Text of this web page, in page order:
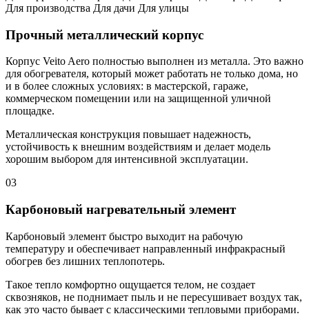
Для производства Для дачи Для улицы
Прочный металлический корпус
Корпус Veito Aero полностью выполнен из металла. Это важно
для обогревателя, который может работать не только дома, но
и в более сложных условиях: в мастерской, гараже,
коммерческом помещении или на защищенной уличной
площадке.
Металлическая конструкция повышает надежность,
устойчивость к внешним воздействиям и делает модель
хорошим выбором для интенсивной эксплуатации.
03
Карбоновый нагревательный элемент
Карбоновый элемент быстро выходит на рабочую
температуру и обеспечивает направленный инфракрасный
обогрев без лишних теплопотерь.
Такое тепло комфортно ощущается телом, не создает
сквозняков, не поднимает пыль и не пересушивает воздух так,
как это часто бывает с классическими тепловыми приборами.